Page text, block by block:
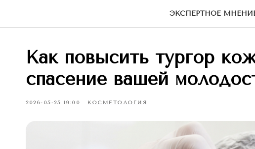
ЭКСПЕРТНОЕ
Как повысить тургор
спасение вашей
2026-05-25 19:00 КОСМЕТОЛОГИЯ